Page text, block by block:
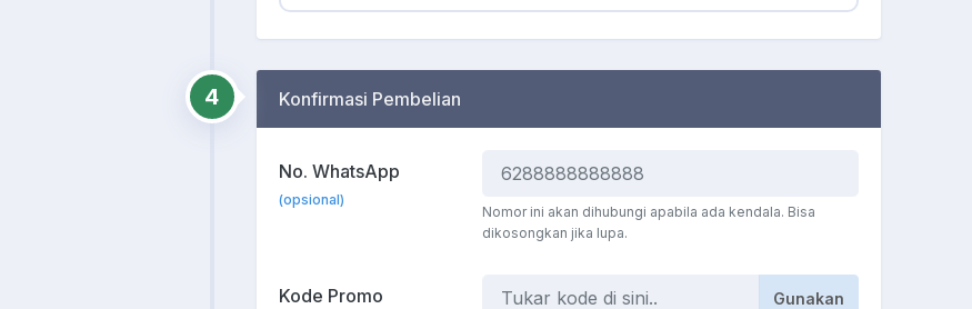
4 Konfirmasi Pembelian
No. WhatsApp
(opsional)
Nomor ini akan dihubungi apabila ada kendala. Bisa
dikosongkan jika lupa.
Kode Promo Gunakan